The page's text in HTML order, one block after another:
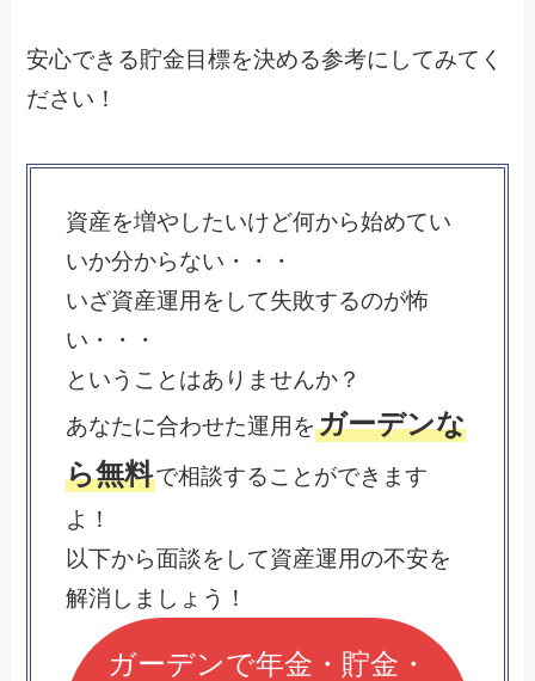
安心できる貯金目標を決める参考にしてみてく
ださい！
資産を増やしたいけど何から始めてい
いか分からない・・・
いざ資産運用をして失敗するのが怖
い・・・
ということはありませんか？
あなたに合わせた運用をガーデンな
ら無料で相談することができます
よ！
以下から面談をして資産運用の不安を
解消しましょう！
ガーデンで年金・貯金・